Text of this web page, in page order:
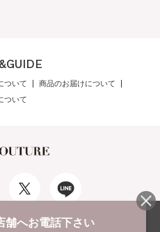
ついて
商品のお届けについて
ついて
利用規約 メンバーズ規約
便性向上に努め
舗へお電話下さい